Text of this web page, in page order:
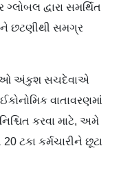
દ્વારા સમર્થિત
છટણીથી સમગ્ર
અંકુશ સચદેવાએ
વાતાવરણમાં
કરવા માટે, અમે
ટકા કર્મચારીને છૂટા